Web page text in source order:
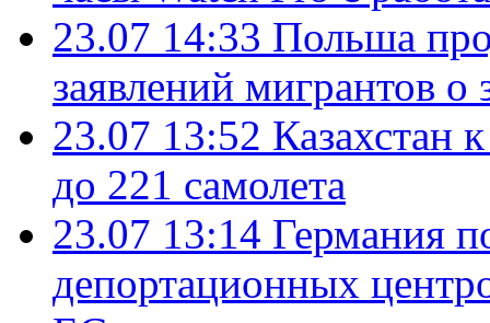
23.07 14:33 Польша
заявлений мигрантов
23.07 13:52 Казахстан
до 221 самолета
23.07 13:14 Германия
депортационных